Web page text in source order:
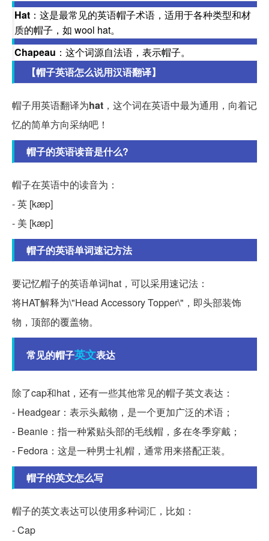
Hat ：这是最常见的英语帽子术语，适用于各种类型和材
质的帽子，如 wool hat。
Chapeau ：这个词源自法语，表示帽子。
【帽子英语怎么说用汉语翻译】
帽子用英语翻译为hat ，这个词在英语中最为通用，向着记
忆的简单方向采纳吧！
帽子的英语读音是什么?
帽子在英语中的读音为：
- 英 [kæp]
- 美 [kæp]
帽子的英语单词速记方法
要记忆帽子的英语单词hat，可以采用速记法：
将HAT解释为\"Head Accessory Topper\"，即头部装饰
物，顶部的覆盖物。
常见的帽子英文表达
除了cap和hat，还有一些其他常见的帽子英文表达：
- Headgear：表示头戴物，是一个更加广泛的术语；
- Beanie：指一种紧贴头部的毛线帽，多在冬季穿戴；
- Fedora：这是一种男士礼帽，通常用来搭配正装。
帽子的英文怎么写
帽子的英文表达可以使用多种词汇，比如：
- Cap